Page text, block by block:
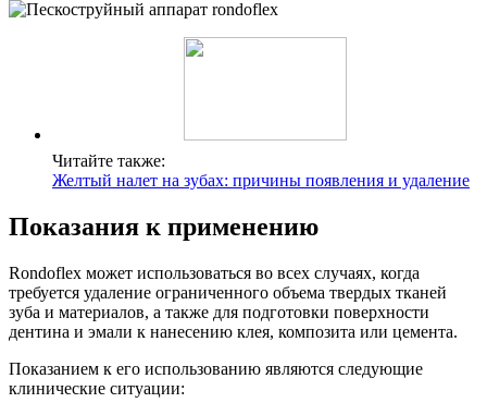
Читайте также:
Желтый налет на зубах: причины появления и удаление
Показания к применению
Rondoflex может использоваться во всех случаях, когда
требуется удаление ограниченного объема твердых тканей
зуба и материалов, а также для подготовки поверхности
дентина и эмали к нанесению клея, композита или цемента.
Показанием к его использованию являются следующие
клинические ситуации: